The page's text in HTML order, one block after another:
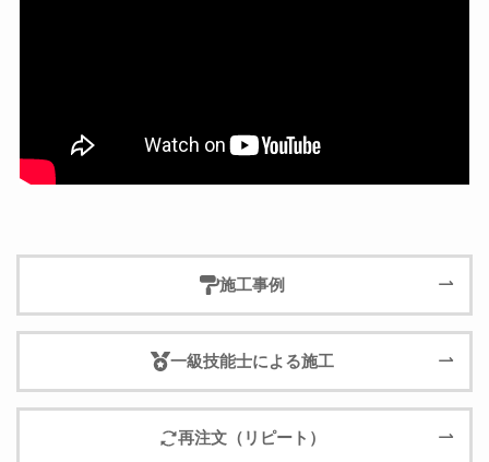
施工事例
一級技能士による施工
再注文（リピート）